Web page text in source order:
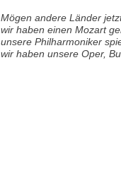
Mögen andere Länder
wir haben einen Mozart
unsere Philharmoniker
wir haben unsere Oper,